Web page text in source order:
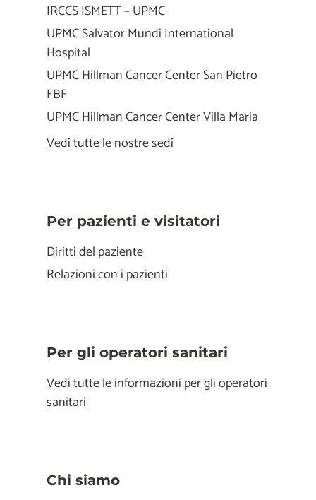
IRCCS ISMETT – UPMC
UPMC Salvator Mundi International
Hospital
UPMC Hillman Cancer Center San Pietro
FBF
UPMC Hillman Cancer Center Villa Maria
Vedi tutte le nostre sedi
Per pazienti e visitatori
Diritti del paziente
Relazioni con i pazienti
Per gli operatori sanitari
Vedi tutte le informazioni per gli operatori
sanitari
Chi siamo